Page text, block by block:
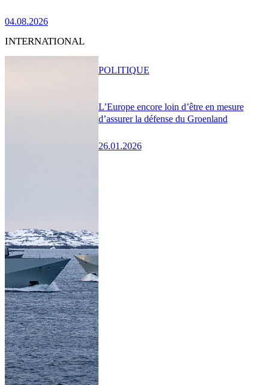
04.08.2026
INTERNATIONAL
L’Europe encore loin d’être en mesure
d’assurer la défense du Groenland
26.01.2026
POLITIQUE